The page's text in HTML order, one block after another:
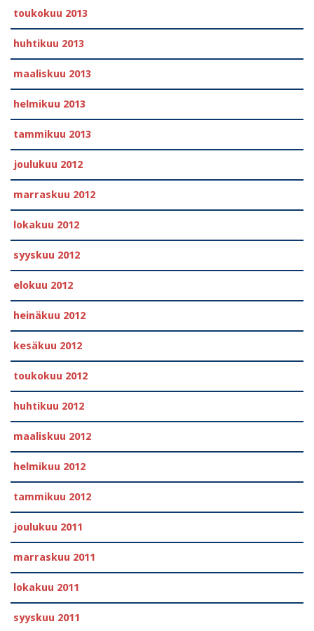
toukokuu 2013
huhtikuu 2013
maaliskuu 2013
helmikuu 2013
tammikuu 2013
joulukuu 2012
marraskuu 2012
lokakuu 2012
syyskuu 2012
elokuu 2012
heinäkuu 2012
kesäkuu 2012
toukokuu 2012
huhtikuu 2012
maaliskuu 2012
helmikuu 2012
tammikuu 2012
joulukuu 2011
marraskuu 2011
lokakuu 2011
syyskuu 2011